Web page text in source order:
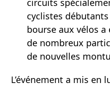
cyclistes
bourse aux vélos
de nombreux
de nouvelles
L’événement a mis en